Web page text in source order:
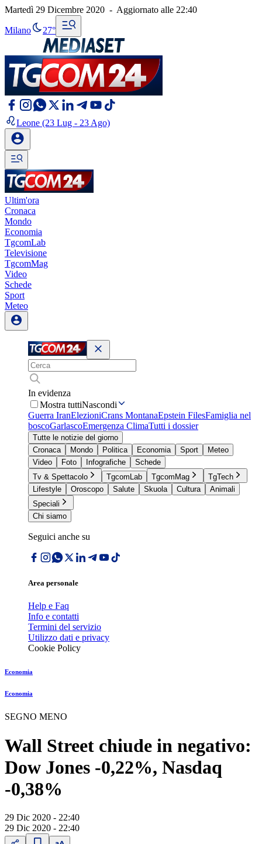
Martedì 29 Dicembre 2020 - Aggiornato alle 22:40
Milano 27°
Leone (23 Lug - 23 Ago)
Ultim'ora
Cronaca
Mondo
Economia
TgcomLab
Televisione
TgcomMag
Video
Schede
Sport
Meteo
In evidenza
Mostra tuttiNascondi
Guerra IranElezioniCrans MontanaEpstein FilesFamiglia nel
boscoGarlascoEmergenza ClimaTutti i dossier
Tutte le notizie del giorno
Cronaca
Mondo Politica Economia Sport
Meteo
Video
Foto Infografiche
Schede
Tv & Spettacolo
TgcomLab TgcomMag
TgTech
Lifestyle
Oroscopo Salute Skuola Cultura
Animali
Speciali
Chi siamo
Seguici anche su
Area personale
Help e Faq
Info e contatti
Termini del servizio
Utilizzo dati e privacy
Cookie Policy
Economia
Economia
SEGNO MENO
Wall Street chiude in negativo:
Dow Jones -0,22%, Nasdaq
-0,38%
29 Dic 2020 - 22:40
29 Dic 2020 - 22:40